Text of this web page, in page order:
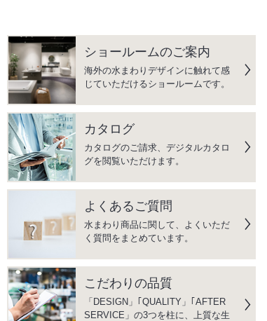
ショールームのご案内
海外の水まわりデザインに触れて感
じていただけるショールームです。
カタログ
カタログのご請求、デジタルカタロ
グを閲覧いただけます。
よくあるご質問
水まわり商品に関して、よくいただ
く質問をまとめています。
こだわりの品質
「DESIGN」｢QUALITY」｢AFTER
SERVICE」の3つを柱に、上質な生